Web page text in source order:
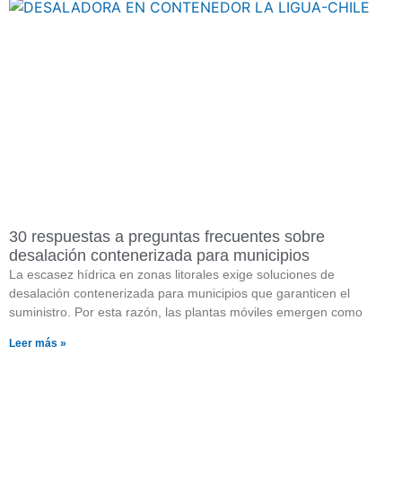
30 respuestas a preguntas frecuentes sobre
desalación contenerizada para municipios
La escasez hídrica en zonas litorales exige soluciones de
desalación contenerizada para municipios que garanticen el
suministro. Por esta razón, las plantas móviles emergen como
Leer más »